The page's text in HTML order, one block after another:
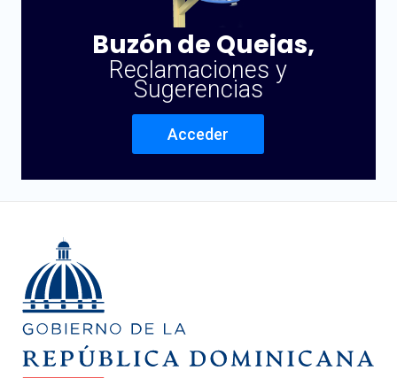
Buzón de Quejas,
Reclamaciones y
Sugerencias
Acceder